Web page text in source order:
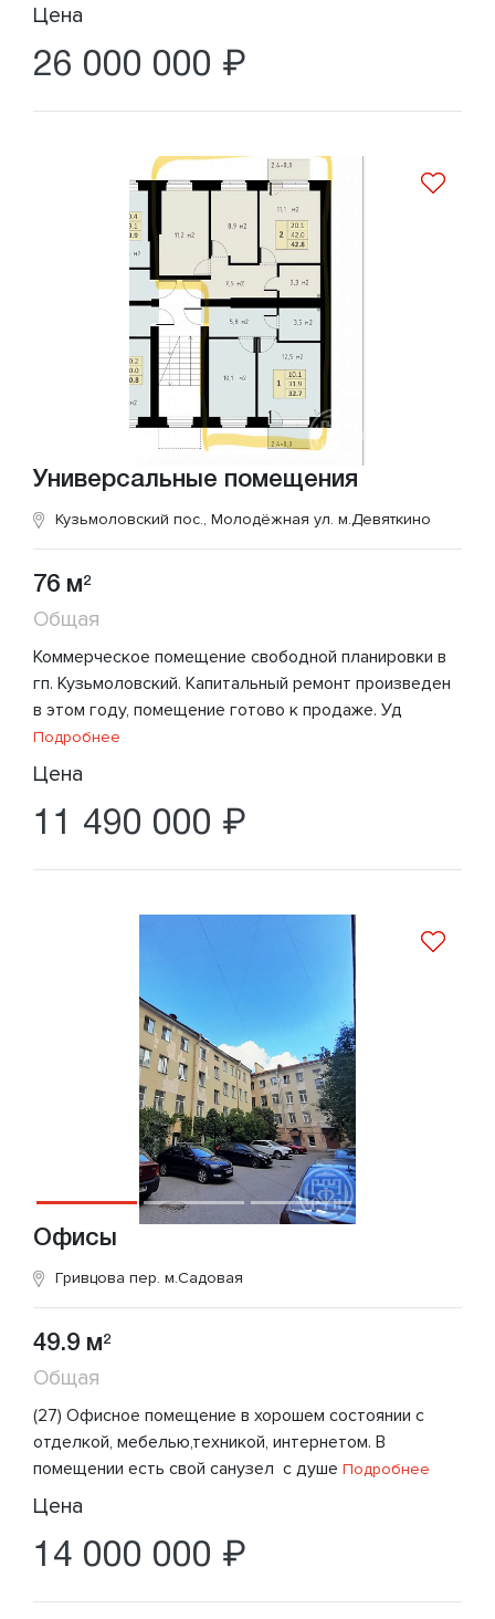
Цена
26 000 000 ₽
Универсальные помещения
Кузьмоловский пос., Молодёжная ул. м.Девяткино
76 м2
Общая
Коммерческое помещение свободной планировки в
гп. Кузьмоловский. Капитальный ремонт произведен
в этом году, помещение готово к продаже. Уд
Подробнее
Цена
11 490 000 ₽
Офисы
Гривцова пер. м.Садовая
49.9 м2
Общая
(27) Офисное помещение в хорошем состоянии с
отделкой, мебелью,техникой, интернетом. В
помещении есть свой санузел с душе Подробнее
Цена
14 000 000 ₽